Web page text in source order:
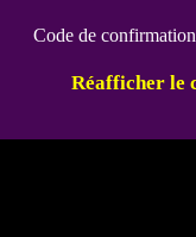
Code de
Réafficher le